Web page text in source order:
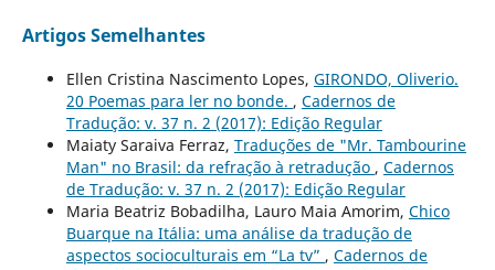
Artigos Semelhantes
Ellen Cristina Nascimento Lopes, GIRONDO, Oliverio.
20 Poemas para ler no bonde. , Cadernos de
Tradução: v. 37 n. 2 (2017): Edição Regular
Maiaty Saraiva Ferraz, Traduções de "Mr. Tambourine
Man" no Brasil: da refração à retradução , Cadernos
de Tradução: v. 37 n. 2 (2017): Edição Regular
Maria Beatriz Bobadilha, Lauro Maia Amorim, Chico
Buarque na Itália: uma análise da tradução de
aspectos socioculturais em “La tv” , Cadernos de